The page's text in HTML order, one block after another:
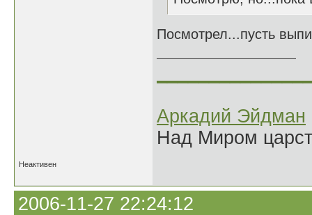
Посмотрел...пусть
Аркадий Эйдман
Над Миром
Неактивен
2006-11-27 22:24:12